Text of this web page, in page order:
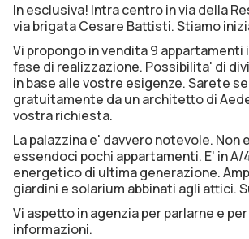
In esclusiva! Intra centro in via della
via brigata Cesare Battisti. Stiamo
Vi propongo in vendita 9 appartamenti
fase di realizzazione. Possibilita' di
in base alle vostre esigenze. Sarete
gratuitamente da un architetto di
vostra richiesta.
La palazzina e' davvero notevole. Non
essendoci pochi appartamenti. E' in A/
energetico di ultima generazione.
giardini e solarium abbinati agli attici.
Vi aspetto in agenzia per parlarne e
informazioni.